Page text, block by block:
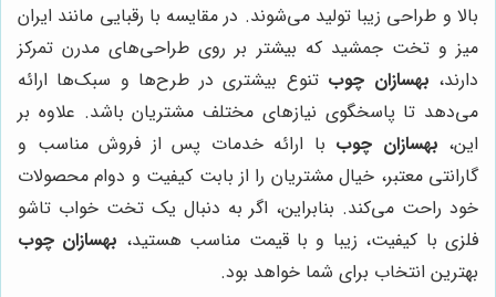
بالا و طراحی زیبا تولید می‌شوند. در مقایسه با رقبایی مانند ایران
میز و تخت جمشید که بیشتر بر روی طراحی‌های مدرن تمرکز
دارند، بهسازان چوب تنوع بیشتری در طرح‌ها و سبک‌ها ارائه
می‌دهد تا پاسخگوی نیازهای مختلف مشتریان باشد. علاوه بر
این، بهسازان چوب با ارائه خدمات پس از فروش مناسب و
گارانتی معتبر، خیال مشتریان را از بابت کیفیت و دوام محصولات
خود راحت می‌کند. بنابراین، اگر به دنبال یک تخت خواب تاشو
فلزی با کیفیت، زیبا و با قیمت مناسب هستید، بهسازان چوب
بهترین انتخاب برای شما خواهد بود.